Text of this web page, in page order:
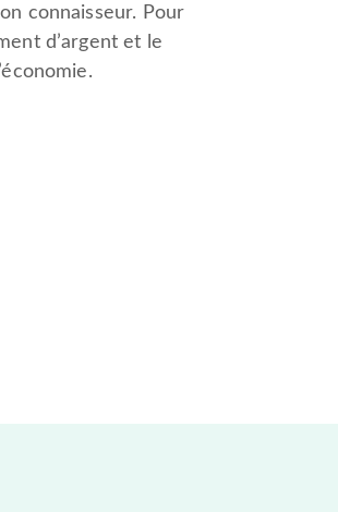
connaisseur. Pour
d’argent et le